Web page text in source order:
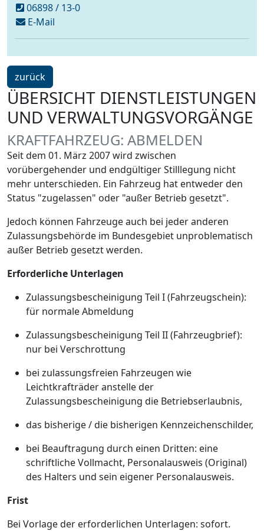
06898 / 13-0
E-Mailschreiben
an
ein
Schritt
zurück
ÜBERSICHT DIENSTLEISTUNGEN
UND VERWALTUNGSVORGÄNGE
KRAFTFAHRZEUG: ABMELDEN
Seit dem 01. März 2007 wird zwischen
vorübergehender und endgültiger Stilllegung nicht
mehr unterschieden. Ein Fahrzeug hat entweder den
Status "zugelassen" oder "außer Betrieb gesetzt".
Jedoch können Fahrzeuge auch bei jeder anderen
Zulassungsbehörde im Bundesgebiet unproblematisch
außer Betrieb gesetzt werden.
Erforderliche Unterlagen
Zulassungsbescheinigung Teil I (Fahrzeugschein):
für normale Abmeldung
Zulassungsbescheinigung Teil II (Fahrzeugbrief):
nur bei Verschrottung
bei zulassungsfreien Fahrzeugen wie
Leichtkrafträder anstelle der
Zulassungsbescheinigung die Betriebserlaubnis,
das bisherige / die bisherigen Kennzeichenschilder,
bei Beauftragung durch einen Dritten: eine
schriftliche Vollmacht, Personalausweis (Original)
des Halters und sein eigener Personalausweis.
Frist
Bei Vorlage der erforderlichen Unterlagen: sofort.